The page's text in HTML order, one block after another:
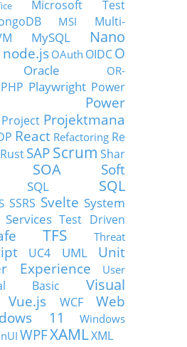
Microsoft Test
MSI
Multi-
MySQL
Nano
node.js OAuth OIDCO
Oracle
OR-
PHP Playwright Power
Power
Project Projektmana
React Refactoring Re
Rust SAP Scrum Shar
SOA
Soft
SQL
SQL
SSRS Svelte System
Test Driven
TFS
Threat
UC4 UML
Unit
Experience
User
Basic
Visual
Vue.js WCF
Web
11
Windows
WPFXAMLXML